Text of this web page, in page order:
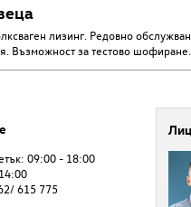
лизинг. Редовно
за тестово
09:00 - 18:00
615 775